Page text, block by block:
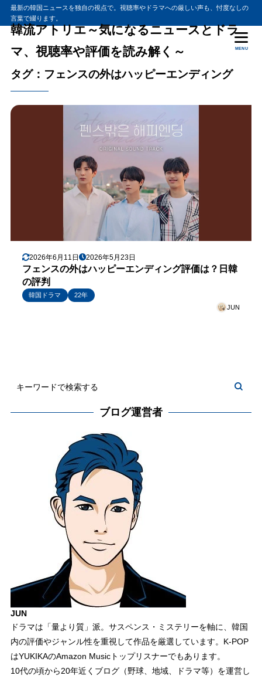
最新の韓国ニュースを独自の視点で。視聴率やドラマへの厳しい声も、忖度なしの
言葉で綴ります。
韓流アトリエ～気になるニュースとドラ
マ、視聴率や評価を読み解く～
MENU
タグ：フェンスの外はハッピーエンディング
2026年6月11日 2026年5月23日
フェンスの外はハッピーエンディング評価は？日韓
の評判
韓国ドラマ
22年
JUN
ブログ運営者
JUN
ドラマは「量より質」派。サスペンス・ミステリーを軸に、韓国
内の評価やジャンル性を重視して作品を厳選しています。K-POP
はYUKIKAのAmazon Musicトップリスナーでもあります。
10代の頃から20年近くブログ（野球、地域、ドラマ等）を運営し